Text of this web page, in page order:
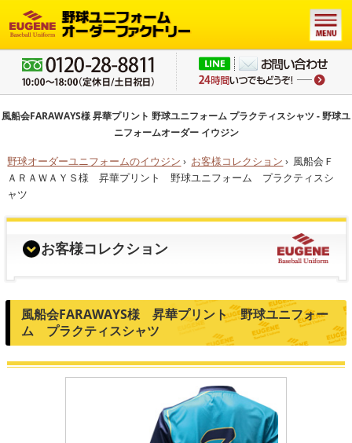
風船会FARAWAYS様 昇華プリント 野球ユニフォーム プラクティスシャツ - 野球ユ
ニフォームオーダー イウジン
野球オーダーユニフォームのイウジン › お客様コレクション › 風船会Ｆ
ＡＲＡＷＡＹＳ様 昇華プリント 野球ユニフォーム プラクティスシ
ャツ
お客様コレクション
風船会FARAWAYS様 昇華プリント 野球ユニフォー
ム プラクティスシャツ